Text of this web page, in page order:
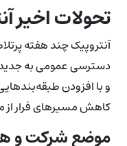
تحولات اخیر
و با افزودن
کاهش مسیرهای فرار از
موضع شرکت و